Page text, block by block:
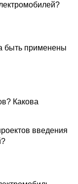
быть применены
Какова
введения